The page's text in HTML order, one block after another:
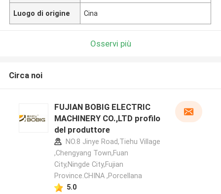
Luogo di origine Cina
Osservi più
Circa noi
FUJIAN BOBIG ELECTRIC
MACHINERY CO.,LTD profilo
del produttore
NO.8 Jinye Road,Tiehu Village
,Chengyang Town,Fuan
City,Ningde City,Fujian
Province.CHINA ,Porcellana
5.0